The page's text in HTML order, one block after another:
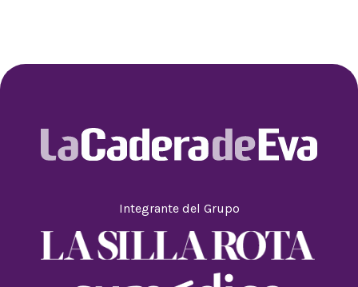
Integrante del Grupo